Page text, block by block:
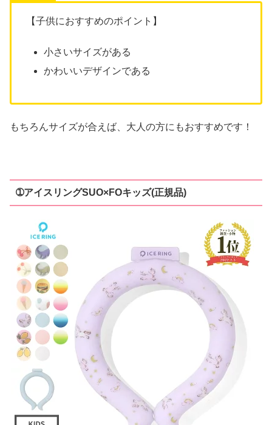
【子供におすすめのポイント】
小さいサイズがある
かわいいデザインである
もちろんサイズが合えば、大人の方にもおすすめです！
➀アイスリングSUO×FOキッズ(正規品)